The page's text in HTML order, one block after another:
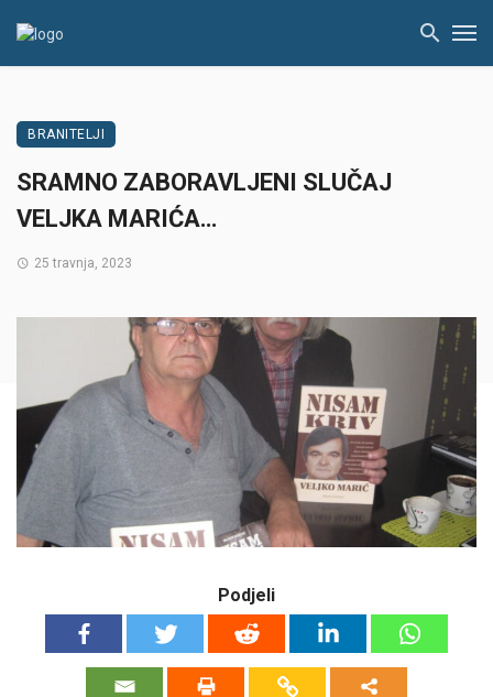
BRANITELJI
SRAMNO ZABORAVLJENI SLUČAJ
VELJKA MARIĆA…
25 travnja, 2023
Podjeli